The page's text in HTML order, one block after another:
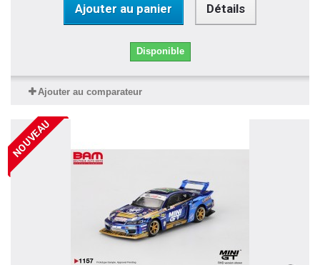
Ajouter au panier Détails
Disponible
Ajouter au comparateur
NOUVEAU